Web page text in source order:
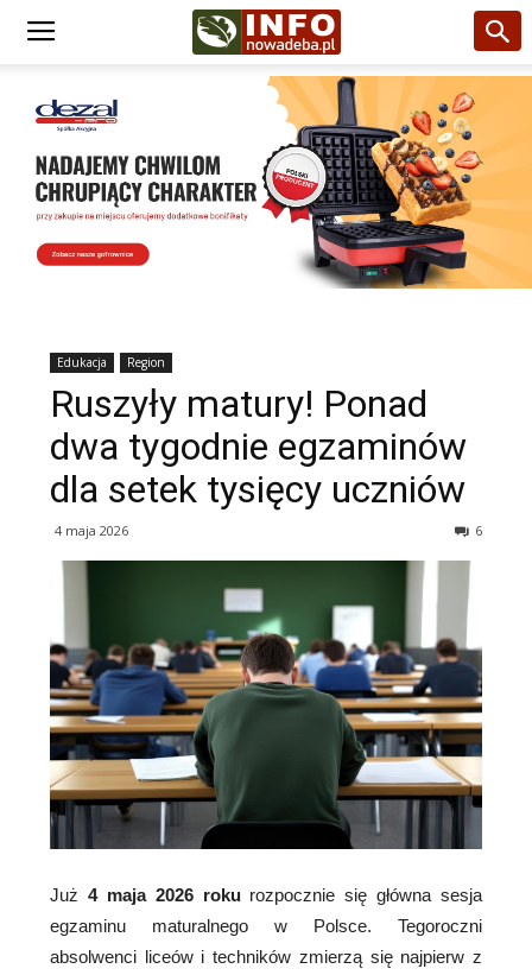
Edukacja Region
Ruszyły matury! Ponad
dwa tygodnie egzaminów
dla setek tysięcy uczniów
4 maja 2026 6
Już 4 maja 2026 rokurozpocznie się główna sesja
egzaminu maturalnego w Polsce. Tegoroczni
absolwenci liceów i techników zmierzą się najpierw z